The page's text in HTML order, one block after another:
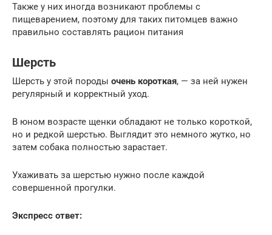
Также у них иногда возникают проблемы с
пищеварением, поэтому для таких питомцев важно
правильно составлять рацион питания
Шерсть
Шерсть у этой породы очень короткая, — за ней нужен
регулярный и корректный уход.
В юном возрасте щенки обладают не только короткой,
но и редкой шерстью. Выглядит это немного жутко, но
затем собака полностью зарастает.
Ухаживать за шерстью нужно после каждой
совершенной прогулки.
Экспресс ответ: